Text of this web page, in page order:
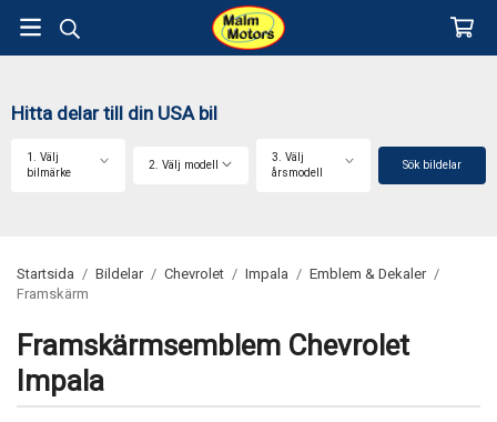
Hitta delar till din USA bil
1. Välj
bilmärke
2. Välj modell
3. Välj
årsmodell
Sök bildelar
Startsida / Bildelar / Chevrolet / Impala / Emblem & Dekaler /
Framskärm
Framskärmsemblem Chevrolet
Impala